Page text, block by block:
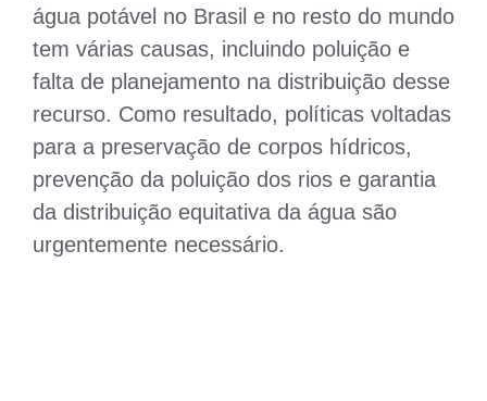
água potável no Brasil e no resto do mundo
tem várias causas, incluindo poluição e
falta de planejamento na distribuição desse
recurso. Como resultado, políticas voltadas
para a preservação de corpos hídricos,
prevenção da poluição dos rios e garantia
da distribuição equitativa da água são
urgentemente necessário.